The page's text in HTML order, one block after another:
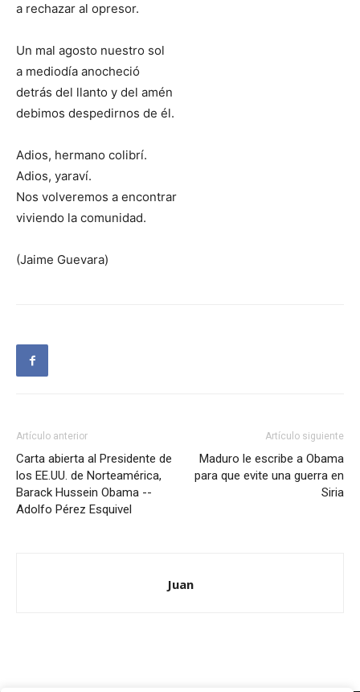
a rechazar al opresor.
Un mal agosto nuestro sol
a mediodía anocheció
detrás del llanto y del amén
debimos despedirnos de él.
Adios, hermano colibrí.
Adios, yaraví.
Nos volveremos a encontrar
viviendo la comunidad.
(Jaime Guevara)
Artículo anterior
Carta abierta al Presidente de
los EE.UU. de Norteamérica,
Barack Hussein Obama --
Adolfo Pérez Esquivel
Artículo siguiente
Maduro le escribe a Obama
para que evite una guerra en
Siria
Juan